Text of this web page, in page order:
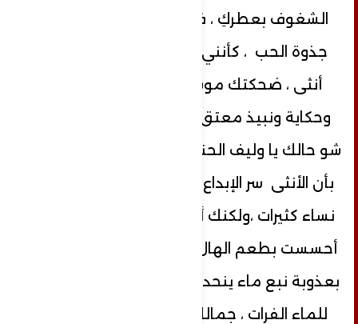
الشغوف بعطركِ ، في كلّ لقاء تنتشي
جذوة الحب ، كأنني لأول مرة أكتب عن
أنثى ، ضحكتك موسيقى حالمة ، ليل
وحكاية ونبيذ معتق و"سويحلي وعتابا "
شو حالك يا وليف الحنين ؟ ابتسمت ، أعترف
بأن الأنثى سر الإبداع ، أعترف بأنني عرفت
نساء كثيرات ،ولكنك أجملهن ، كلما رأيتك
أحسست بطعم الهال في فمي ، رحيقك
بعذوبة نبع ماء ينحدر من أعالي الجبال ، يا
للماء الفرات ، جمالك شرقي و أنا مولع